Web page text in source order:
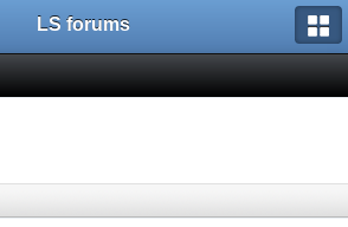
LS forums